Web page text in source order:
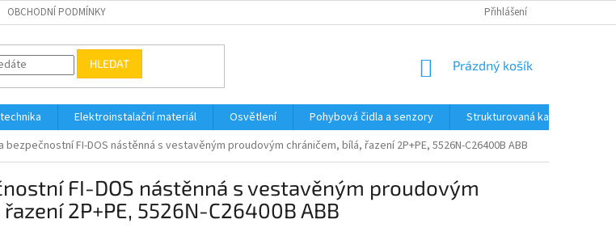
OBCHODNÍ PODMÍNKY Přihlášení
HLEDAT
NÁKUPNÍ
Prázdný košík
Elektroinstalační materiál Osvětlení Pohybová čidla a senzory Strukturovaná kabeláž
bezpečnostní FI-DOS nástěnná s vestavěným proudovým chráničem, bílá, řazení 2P+PE, 5526N-C26400B ABB
FI-DOS nástěnná s vestavěným proudovým
2P+PE, 5526N-C26400B ABB